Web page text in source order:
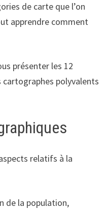
de carte que l’on
apprendre comment
présenter les 12
polyvalents
relatifs à la
de la population,